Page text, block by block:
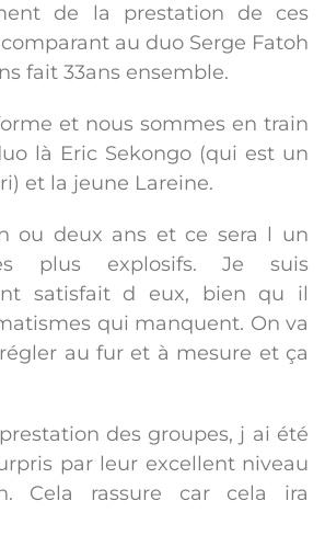
de la prestation de ces
au duo Serge Fatoh
fait 33ans ensemble.
et nous sommes en train
là Eric Sekongo (qui est un
et la jeune Lareine.
ou deux ans et ce sera l un
plus explosifs. Je suis
satisfait d eux, bien qu il
qui manquent. On va
au fur et à mesure et ça
des groupes, j ai été
par leur excellent niveau
Cela rassure car cela ira